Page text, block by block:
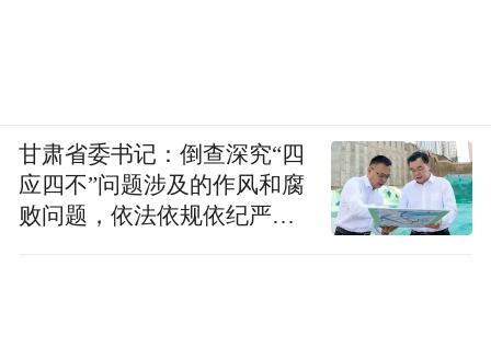
甘肃省委书记：倒查深究“四
应四不”问题涉及的作风和腐
败问题，依法依规依纪严肃